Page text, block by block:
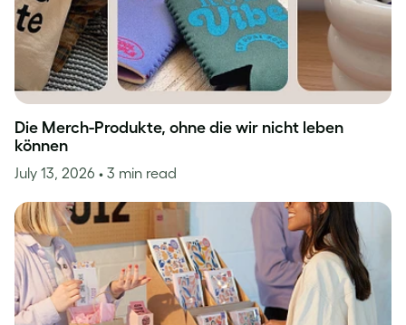
Die Merch-Produkte, ohne die wir nicht leben
können
July 13, 2026 • 3 min read